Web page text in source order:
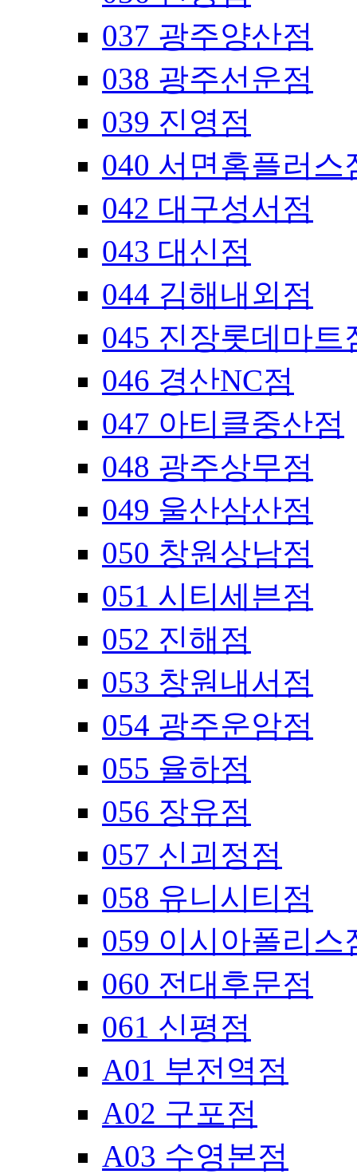
037 광주양산점
038 광주선운점
039 진영점
040 서면홈플러스
042 대구성서점
043 대신점
044 김해내외점
045 진장롯데마트
046 경산NC점
047 아티클중산점
048 광주상무점
049 울산삼산점
050 창원상남점
051 시티세븐점
052 진해점
053 창원내서점
054 광주운암점
055 율하점
056 장유점
057 신괴정점
058 유니시티점
059 이시아폴리스
060 전대후문점
061 신평점
A01 부전역점
A02 구포점
A03 수영본점